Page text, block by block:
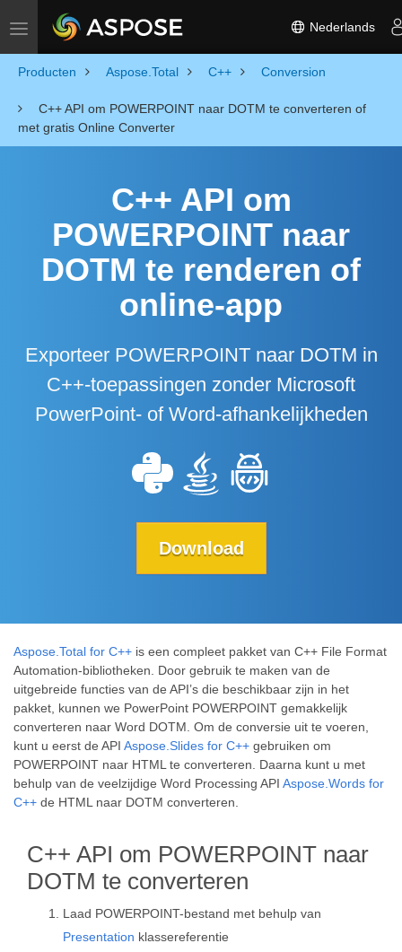
Toggle navigation Nederlands
Producten Aspose.Total C++ Conversion
C++ API om POWERPOINT naar DOTM te converteren of
met gratis Online Converter
C++ API om
POWERPOINT naar
DOTM te renderen of
online-app
Exporteer POWERPOINT naar DOTM in
C++-toepassingen zonder Microsoft
PowerPoint- of Word-afhankelijkheden
Download
Aspose.Total for C++ is een compleet pakket van C++ File Format
Automation-bibliotheken. Door gebruik te maken van de
uitgebreide functies van de API’s die beschikbaar zijn in het
pakket, kunnen we PowerPoint POWERPOINT gemakkelijk
converteren naar Word DOTM. Om de conversie uit te voeren,
kunt u eerst de API Aspose.Slides for C++ gebruiken om
POWERPOINT naar HTML te converteren. Daarna kunt u met
behulp van de veelzijdige Word Processing API Aspose.Words for
C++ de HTML naar DOTM converteren.
C++ API om POWERPOINT naar
DOTM te converteren
Laad POWERPOINT-bestand met behulp van
Presentation klassereferentie